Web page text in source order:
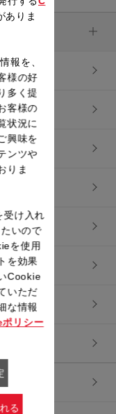
ありま
報を、
様の好
多く提
客様の
状況に
興味を
ンツや
りま
受け入れ
いので
を使用
を効果
Cookie
いただ
な情報
リシー
る